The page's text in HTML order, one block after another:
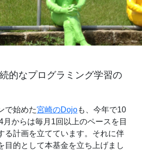
的なプログラミング学習の
で始めた宮崎のDojoも、今年で10
からは毎月1回以上のペースを目
る計画を立てています。それに伴
目的として本基金を立ち上げまし